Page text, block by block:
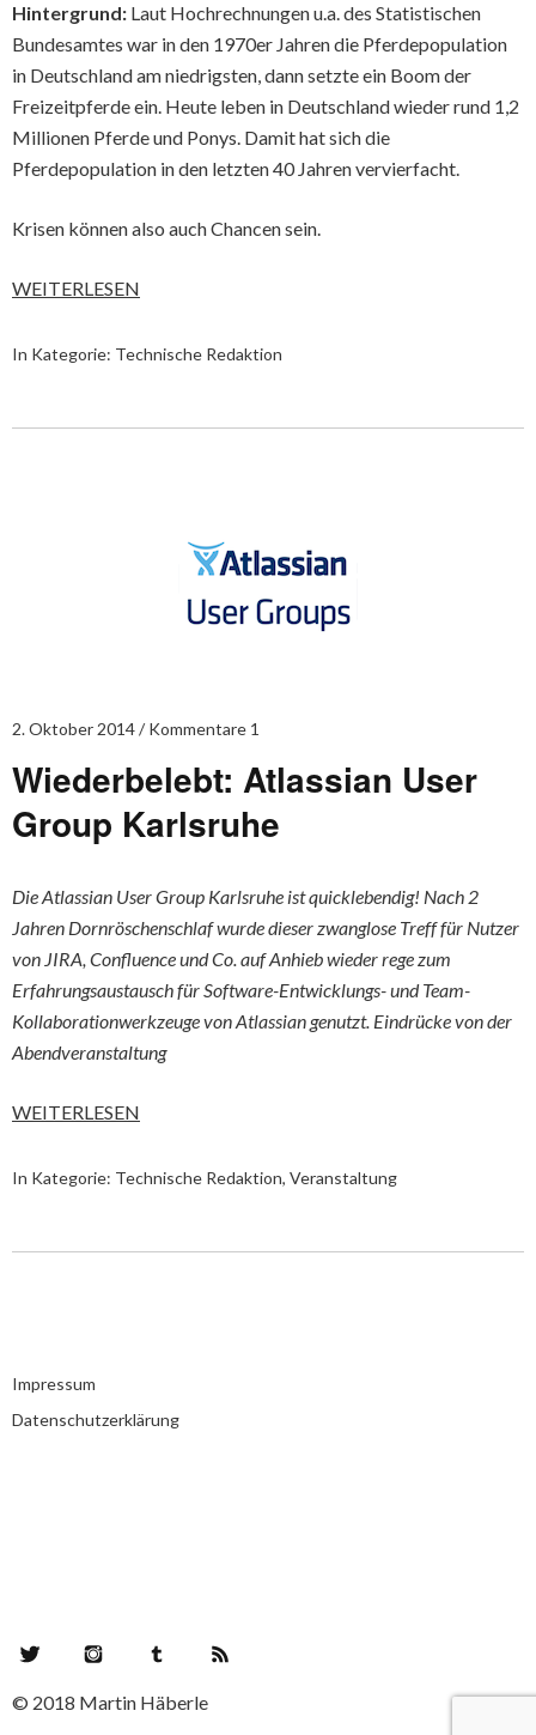
Hintergrund: Laut Hochrechnungen u.a. des Statistischen
Bundesamtes war in den 1970er Jahren die Pferdepopulation
in Deutschland am niedrigsten, dann setzte ein Boom der
Freizeitpferde ein. Heute leben in Deutschland wieder rund 1,2
Millionen Pferde und Ponys. Damit hat sich die
Pferdepopulation in den letzten 40 Jahren vervierfacht.
Krisen können also auch Chancen sein.
WEITERLESEN
In Kategorie: Technische Redaktion
2. Oktober 2014 Kommentare 1
Wiederbelebt: Atlassian User
Group Karlsruhe
Die Atlassian User Group Karlsruhe ist quicklebendig! Nach 2
Jahren Dornröschenschlaf wurde dieser zwanglose Treff für Nutzer
von JIRA, Confluence und Co. auf Anhieb wieder rege zum
Erfahrungsaustausch für Software-Entwicklungs- und Team-
Kollaborationwerkzeuge von Atlassian genutzt. Eindrücke von der
Abendveranstaltung
WEITERLESEN
In Kategorie: Technische Redaktion, Veranstaltung
Impressum
Datenschutzerklärung
© 2018 Martin Häberle